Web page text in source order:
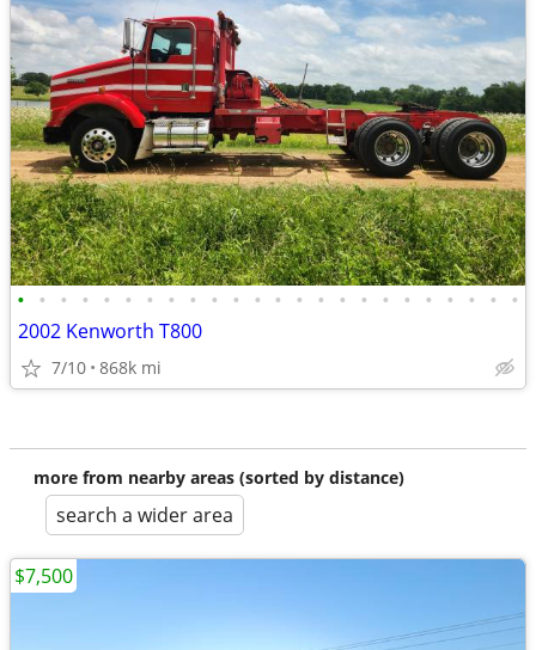
• • • • • • • • • • • • • • • • • • • • • • • •
2002 Kenworth T800
7/10 868k mi
more from nearby areas (sorted by distance)
search a wider area
$7,500